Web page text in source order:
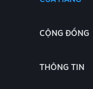
CỘNG ĐỒNG
THÔNG TIN